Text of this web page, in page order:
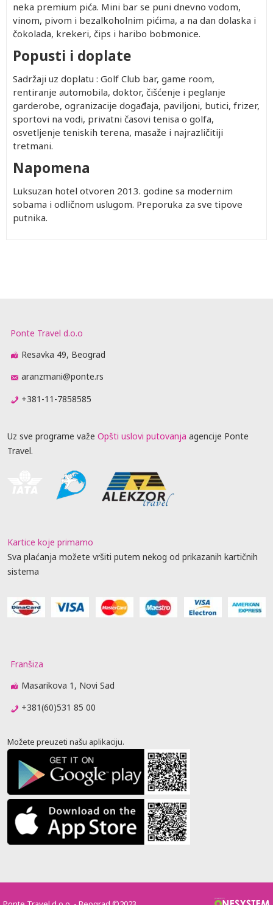
neka premium pića. Mini bar se puni dnevno vodom,
vinom, pivom i bezalkoholnim pićima, a na dan dolaska i
čokolada, krekeri, čips i haribo bobmonice.
Popusti i doplate
Sadržaji uz doplatu : Golf Club bar, game room,
rentiranje automobila, doktor, čišćenje i peglanje
garderobe, ogranizacije događaja, paviljoni, butici, frizer,
sportovi na vodi, privatni časovi tenisa o golfa,
osvetljenje teniskih terena, masaže i najrazličitiji
tretmani.
Napomena
Luksuzan hotel otvoren 2013. godine sa modernim
sobama i odličnom uslugom. Preporuka za sve tipove
putnika.
Ponte Travel d.o.o
Resavka 49, Beograd
aranzmani@ponte.rs
+381-11-7858585
Uz sve programe važe Opšti uslovi putovanja agencije Ponte
Travel.
Kartice koje primamo
Sva plaćanja možete vršiti putem nekog od prikazanih kartičnih
sistema
Franšiza
Masarikova 1, Novi Sad
+381(60)531 85 00
Možete preuzeti našu aplikaciju.